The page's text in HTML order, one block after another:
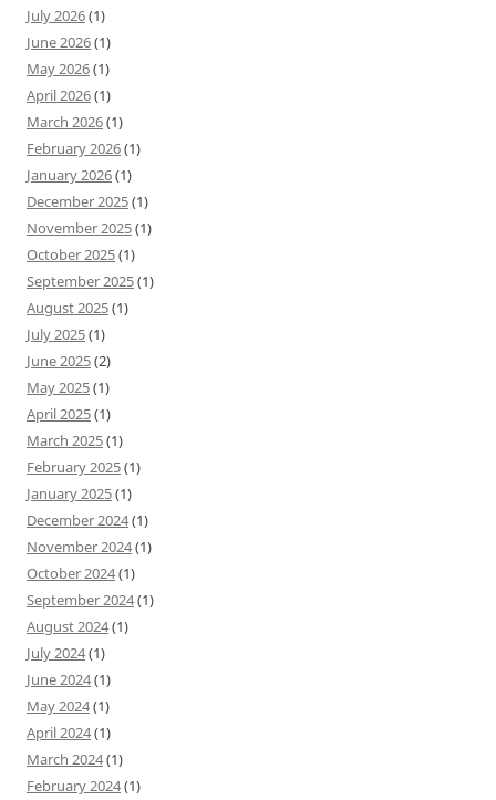
July 2026(1)
June 2026(1)
May 2026(1)
April 2026(1)
March 2026(1)
February 2026(1)
January 2026(1)
December 2025(1)
November 2025(1)
October 2025(1)
September 2025(1)
August 2025(1)
July 2025(1)
June 2025(2)
May 2025(1)
April 2025(1)
March 2025(1)
February 2025(1)
January 2025(1)
December 2024(1)
November 2024(1)
October 2024(1)
September 2024(1)
August 2024(1)
July 2024(1)
June 2024(1)
May 2024(1)
April 2024(1)
March 2024(1)
February 2024(1)